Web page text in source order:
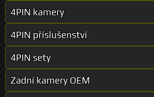
4PIN kamery
4PIN příslušenství
4PIN sety
Zadní kamery OEM